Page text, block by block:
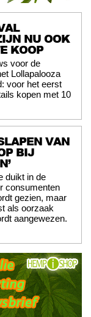
NU OOK
KOOP
voor de
Lollapalooza
voor het eerst
kopen met 10
VAN
BIJ
duikt in de
consumenten
gezien, maar
als oorzaak
aangewezen.